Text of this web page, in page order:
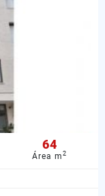
64
Área m2